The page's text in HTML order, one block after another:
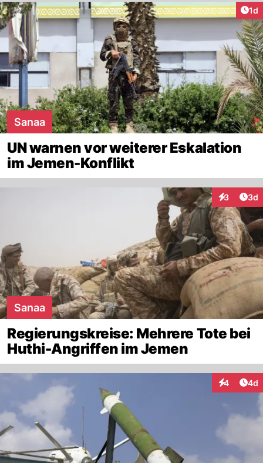
1d
Sanaa
UN warnen vor weiterer Eskalation
im Jemen-Konflikt
3 3d
Sanaa
Regierungskreise: Mehrere Tote bei
Huthi-Angriffen im Jemen
4 4d